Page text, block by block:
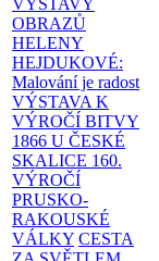
VÝSTAVY
OBRAZŮ
HELENY
HEJDUKOVÉ:
Malování je radost
VÝSTAVA K
VÝROČÍ BITVY
1866 U ČESKÉ
SKALICE 160.
VÝROČÍ
PRUSKO-
RAKOUSKÉ
VÁLKY CESTA